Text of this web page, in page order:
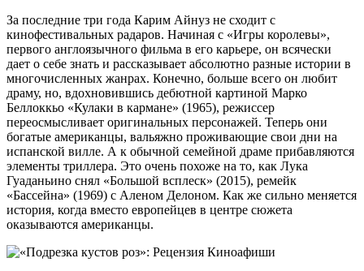
За последние три года Карим Айнуз не сходит с
кинофестивальных радаров. Начиная с «Игры королевы»,
первого англоязычного фильма в его карьере, он всячески
дает о себе знать и рассказывает абсолютно разные истории в
многочисленных жанрах. Конечно, больше всего он любит
драму, но, вдохновившись дебютной картиной Марко
Беллоккьо «Кулаки в кармане» (1965), режиссер
переосмысливает оригинальных персонажей. Теперь они
богатые американцы, вальяжно проживающие свои дни на
испанской вилле. А к обычной семейной драме прибавляются
элементы триллера. Это очень похоже на то, как Лука
Гуаданьино снял «Большой всплеск» (2015), ремейк
«Бассейна» (1969) с Аленом Делоном. Как же сильно меняется
история, когда вместо европейцев в центре сюжета
оказываются американцы.